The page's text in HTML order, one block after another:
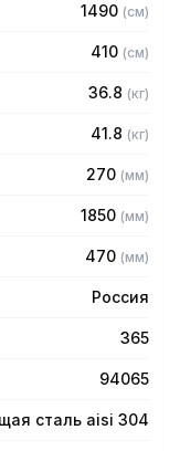
с шагом 120
виде
1490 (см)
410 (см)
36.8 (кг)
41.8 (кг)
270 (мм)
1850 (мм)
470 (мм)
Россия
365
94065
сталь aisi 304